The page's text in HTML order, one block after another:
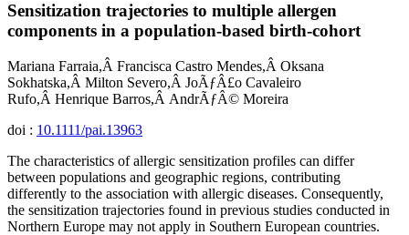
Sensitization trajectories to multiple allergen
components in a population-based birth-cohort
Mariana Farraia,Â Francisca Castro Mendes,Â Oksana
Sokhatska,Â Milton Severo,Â JoÃƒÂ£o Cavaleiro
Rufo,Â Henrique Barros,Â AndrÃƒÂ© Moreira
doi : 10.1111/pai.13963
The characteristics of allergic sensitization profiles can differ
between populations and geographic regions, contributing
differently to the association with allergic diseases. Consequently,
the sensitization trajectories found in previous studies conducted in
Northern Europe may not apply in Southern European countries.